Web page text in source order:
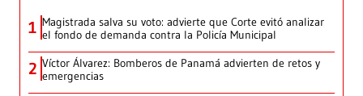
1 Magistrada salva su voto: advierte que Corte evitó analizar
el fondo de demanda contra la Policía Municipal
2 Víctor Álvarez: Bomberos de Panamá advierten de retos y
emergencias